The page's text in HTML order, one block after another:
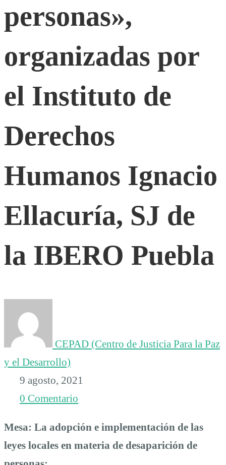
sobre
la
desaparición
de
personas»,
organizadas
por
el
de
Derechos
Humanos
Ignacio
personas»,
organizadas por
el Instituto de
Derechos
Humanos Ignacio
Ellacuría, SJ de
la IBERO Puebla
CEPAD (Centro de Justicia Para la Paz
y el Desarrollo)
9 agosto, 2021
0 Comentario
Mesa: La adopción e implementación de las
leyes locales en materia de desaparición de